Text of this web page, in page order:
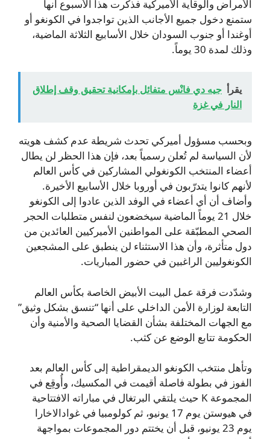
الأمراض والوقاية الأميركية فذكرت هذا الأسبوع أنها
ستمنع دخول جميع الأجانب الذين تواجدوا في الكونغو أو
أوغندا أو جنوب السودان خلال الأسابيع الثلاثة الماضية،
وذلك لمدة 30 يوماً.
يقرأ جيه دي فانْس متفائل بإمكانية تحقيق وقف إطلاق
النار في غزة
وبحسب مسؤول أميركي تحدث شريطة عدم كشف هويته
لأن السياسة لم تُعلن رسمياً بعد، فإن هذا الحظر لن يطال
أعضاء المنتخب الكونغولي المشاركين في كأس العالم
لأنهم كانوا يتدرّبون في أوروبا خلال الأسابيع الأخيرة.
وأضاف أن أي أعضاء في الوفد الذين عادوا إلى الكونغو
خلال 21 يوماً الماضية سيخضعون لنفس متطلبات الحجر
الصحي المطبّقة على المواطنين الأميركيين العائدين من
دول متأثرة، وأن هذا الاستثناء لن ينطبق على المشجعين
الكونغوليين الراغبين في حضور المباريات.
وشدّدت فرقة عمل البيت الأبيض الخاصة بكأس العالم
التابعة لوزارة الأمن الداخلي على أنها “تنسق بشكل وثيق”
مع الجهات المختلفة بشأن القضايا الصحية والأمنية وأن
الحكومة تتابع الوضع عن كثب.
وتأهل منتخب الكونغو الديمقراطية إلى كأس العالم بعد
الفوز في بطولة فاصلة أقيمت في المكسيك، وأُوقِع في
المجموعة K حيث يلتقي البرتغال في مباراته الافتتاحية
في هيوستن يوم 17 يونيو، ثم كولومبيا في غوادالاخارا
يوم 23 يونيو، قبل أن يختتم دور المجموعات بمواجهة